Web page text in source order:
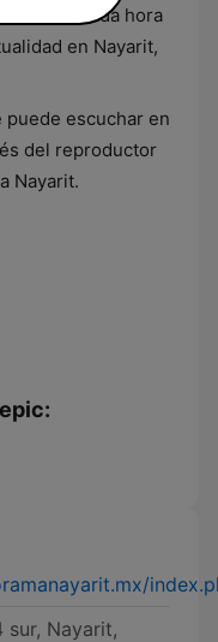
a cada hora
en Nayarit,
puede escuchar en
del reproductor
Nayarit.
sur, Nayarit,